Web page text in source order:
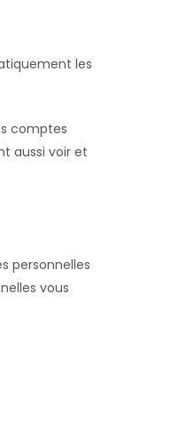
les
comptes
aussi voir et
personnelles
vous